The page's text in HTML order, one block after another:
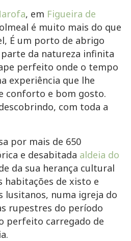
, em Figueira de
é muito mais do que
É um porto de abrigo
da natureza infinita
perfeito onde o tempo
experiência que lhe
conforto e bom gosto.
com toda a
por mais de 650
e desabitada aldeia do
da sua herança cultural
habitações de xisto e
lusitanos, numa igreja do
rupestres do período
perfeito carregado de